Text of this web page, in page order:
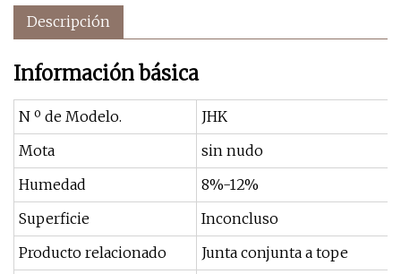
Descripción
Información básica
N º de Modelo.
JHK
Mota
sin nudo
Humedad
8%-12%
Superficie
Inconcluso
Producto relacionado
Junta conjunta a tope